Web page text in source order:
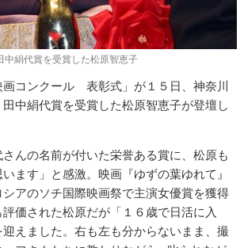
中絹代賞を受賞した松原智恵子
コンクール 表彰式」が１５日、神奈川
中絹代賞を受賞した松原智恵子が登壇し
んの名前が付いた栄誉ある賞に、松原も
います」と感激。映画『ゆずの葉ゆれて』
シアのソチ国際映画祭で主演女優賞を獲得
価された松原だが「１６歳で日活に入
えました。右も左も分からないまま、撮